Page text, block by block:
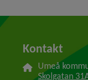
Kontakt
Umeå
Skolgatan